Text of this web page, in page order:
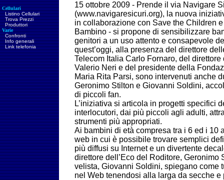
Cellulari
Listino Cellulari
Trova Prezzi
Produttori
Varie
Confronti
Info generali
Link telefonia
15 ottobre 2009 - Prende il via Navigare
(www.navigaresicuri.org), la nuova
in collaborazione con Save the Children
Bambino - si propone di sensibilizzare
genitori a un uso attento e consapevole
quest’oggi, alla presenza del direttore
Telecom Italia Carlo Fornaro, del
Valerio Neri e del presidente della
Maria Rita Parsi, sono intervenuti anche
Geronimo Stilton e Giovanni Soldini,
di piccoli fan.
L’iniziativa si articola in progetti specifici
interlocutori, dai più piccoli agli adulti,
strumenti più appropriati.
Ai bambini di età compresa tra i 6 ed i 10
web in cui è possibile trovare semplici
più diffusi su Internet e un divertente
direttore dell’Eco del Roditore, Geronimo
velista, Giovanni Soldini, spiegano come
nel Web tenendosi alla larga da secche e